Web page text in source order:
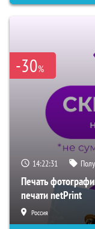
-30%
14:22:30
Печать
печати netPrint
Россия